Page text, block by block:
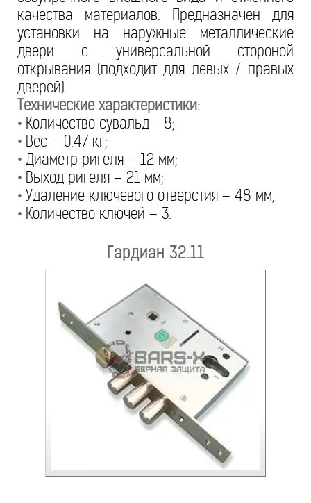
качества материалов. Предназначен для
установки на наружные металлические
двери с универсальной стороной
открывания (подходит для левых / правых
дверей).
Технические характеристики:
• Количество сувальд - 8;
• Вес – 0.47 кг;
• Диаметр ригеля – 12 мм;
• Выход ригеля – 21 мм;
• Удаление ключевого отверстия – 48 мм;
• Количество ключей – 3.
Гардиан 32.11